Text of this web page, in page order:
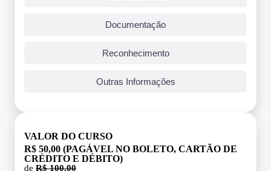
Documentação
Reconhecimento
Outras Informações
VALOR DO CURSO
R$ 50,00 (PAGÁVEL NO BOLETO, CARTÃO DE
CRÉDITO E DÉBITO)
de R$ 100,00